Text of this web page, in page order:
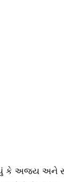
કે અજય અને